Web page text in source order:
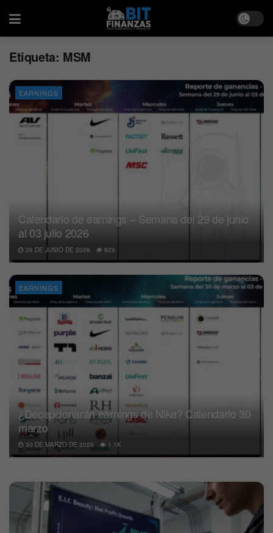
Etiqueta: MSM
EARNINGS
Calendario de earnings – Semana del 29 de junio
al 03 julio 2026
26 DE JUNIO DE 2026 929
EARNINGS
¿Decepcionarán earnings de Nike? Calendario 30
marzo
30 DE MARZO DE 2026 1.1K